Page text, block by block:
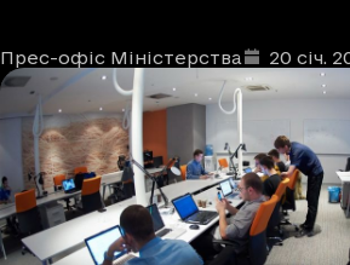
Автори
Прес-офіс Міністерства
Дата та час публікації: 20 січ.